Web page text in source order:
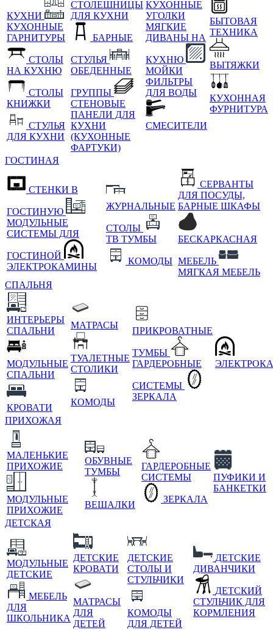
КУХНИ
КУХОННЫЕ
ГАРНИТУРЫ
СТОЛЫ
НА КУХНЮ
СТОЛЫ
КНИЖКИ
СТУЛЬЯ
ДЛЯ КУХНИ
СТОЛЕШНИЦЫ
ДЛЯ КУХНИ
БАРНЫЕ
СТУЛЬЯ
ОБЕДЕННЫЕ
ГРУППЫ
СТЕНОВЫЕ
ПАНЕЛИ ДЛЯ
КУХНИ
(КУХОННЫЕ
ФАРТУКИ)
КУХОННЫЕ
УГОЛКИ
МЯГКИЕ
ДИВАНЫ НА
КУХНЮ
МОЙКИ
ФИЛЬТРЫ
ДЛЯ ВОДЫ
СМЕСИТЕЛИ
БЫТОВАЯ
ТЕХНИКА
ВЫТЯЖКИ
КУХОННАЯ
ФУРНИТУРА
ГОСТИНАЯ
СТЕНКИ В
ГОСТИНУЮ
МОДУЛЬНЫЕ
СИСТЕМЫ ДЛЯ
ГОСТИНОЙ
ЭЛЕКТРОКАМИНЫ
ЖУРНАЛЬНЫЕ
СТОЛЫ
ТВ ТУМБЫ
КОМОДЫ
СЕРВАНТЫ
ДЛЯ ПОСУДЫ,
БАРНЫЕ ШКАФЫ
БЕСКАРКАСНАЯ
МЕБЕЛЬ
МЯГКАЯ МЕБЕЛЬ
СПАЛЬНЯ
ИНТЕРЬЕРЫ
СПАЛЬНИ
МОДУЛЬНЫЕ
СПАЛЬНИ
КРОВАТИ
МАТРАСЫ
ТУАЛЕТНЫЕ
СТОЛИКИ
КОМОДЫ
ПРИКРОВАТНЫЕ
ТУМБЫ
ГАРДЕРОБНЫЕ
СИСТЕМЫ
ЗЕРКАЛА
ПРИХОЖАЯ
МАЛЕНЬКИЕ
ПРИХОЖИЕ
МОДУЛЬНЫЕ
ПРИХОЖИЕ
ОБУВНЫЕ
ТУМБЫ
ВЕШАЛКИ
ГАРДЕРОБНЫЕ
СИСТЕМЫ
ЗЕРКАЛА
ПУФИКИ И
БАНКЕТКИ
ДЕТСКАЯ
МОДУЛЬНЫЕ
ДЕТСКИЕ
МЕБЕЛЬ
ДЛЯ
ШКОЛЬНИКА
ДЕТСКИЕ
КРОВАТИ
МАТРАСЫ
ДЛЯ
ДЕТЕЙ
ДЕТСКИЕ
СТОЛЫ И
СТУЛЬЧИКИ
КОМОДЫ
ДЛЯ ДЕТЕЙ
ДЕТСКИЕ
ДИВАНЧИКИ
ДЕТСКИЙ
СТУЛЬЧИК ДЛЯ
КОРМЛЕНИЯ